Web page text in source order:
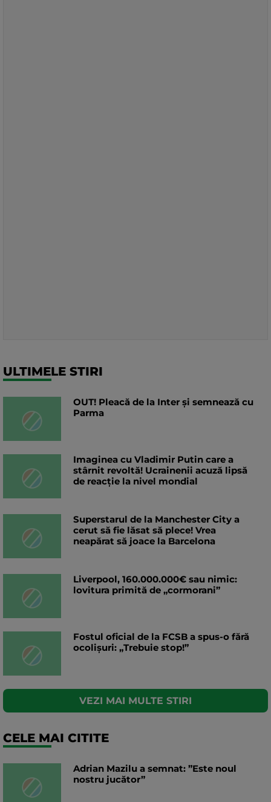
ULTIMELE STIRI
OUT! Pleacă de la Inter și semnează cu
Parma
Imaginea cu Vladimir Putin care a
stârnit revoltă! Ucrainenii acuză lipsă
de reacție la nivel mondial
Superstarul de la Manchester City a
cerut să fie lăsat să plece! Vrea
neapărat să joace la Barcelona
Liverpool, 160.000.000€ sau nimic:
lovitura primită de „cormorani”
Fostul oficial de la FCSB a spus-o fără
ocolișuri: „Trebuie stop!”
VEZI MAI MULTE STIRI
CELE MAI CITITE
Adrian Mazilu a semnat: ”Este noul
nostru jucător”